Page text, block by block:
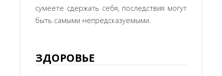
сумеете сдержать себя, последствия могут
быть самыми непредсказуемыми.
ЗДОРОВЬЕ